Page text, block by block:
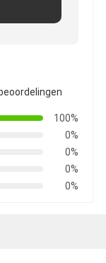
100%
0%
0%
0%
0%